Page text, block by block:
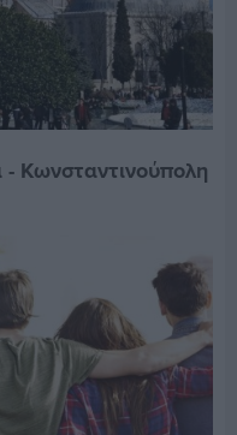
Κωνσταντινούπολη